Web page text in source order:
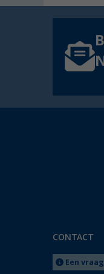
CONTACT
Een